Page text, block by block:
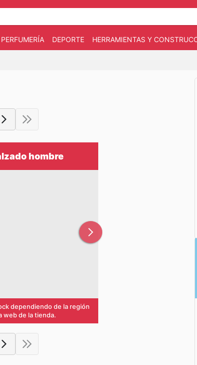
DEPORTE HERRAMIENTAS Y
hombre
dependiendo de la región
web de la tienda.